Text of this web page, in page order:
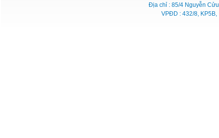
Địa chỉ : 85/4 Nguyễn
VPĐD : 432/8,